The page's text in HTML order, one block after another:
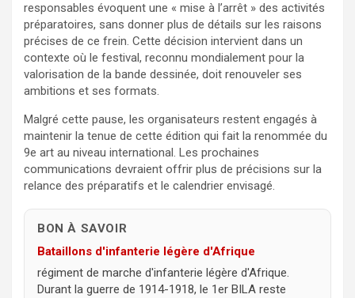
responsables évoquent une « mise à l’arrêt » des activités
préparatoires, sans donner plus de détails sur les raisons
précises de ce frein. Cette décision intervient dans un
contexte où le festival, reconnu mondialement pour la
valorisation de la bande dessinée, doit renouveler ses
ambitions et ses formats.
Malgré cette pause, les organisateurs restent engagés à
maintenir la tenue de cette édition qui fait la renommée du
9e art au niveau international. Les prochaines
communications devraient offrir plus de précisions sur la
relance des préparatifs et le calendrier envisagé.
BON À SAVOIR
Bataillons d'infanterie légère d'Afrique
régiment de marche d'infanterie légère d'Afrique.
Durant la guerre de 1914-1918, le 1er BILA reste